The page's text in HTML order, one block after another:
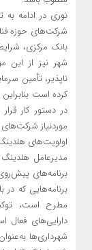
نوری در ادامه به
شرکت‌های حوزه
بانک مرکزی،
شهر نیز از این
ناپذیر، تأمین
کرده است
در دستور کار
موردنیاز
اولویت‌های هلدینگ
مدیرعامل
برنامه‌هایی که
مطرح است،
دارایی‌های
شهرداری‌ها